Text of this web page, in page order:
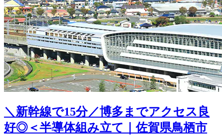
＼新幹線で15分／博多までアクセス良
好◎＜半導体組み立て｜佐賀県鳥栖市